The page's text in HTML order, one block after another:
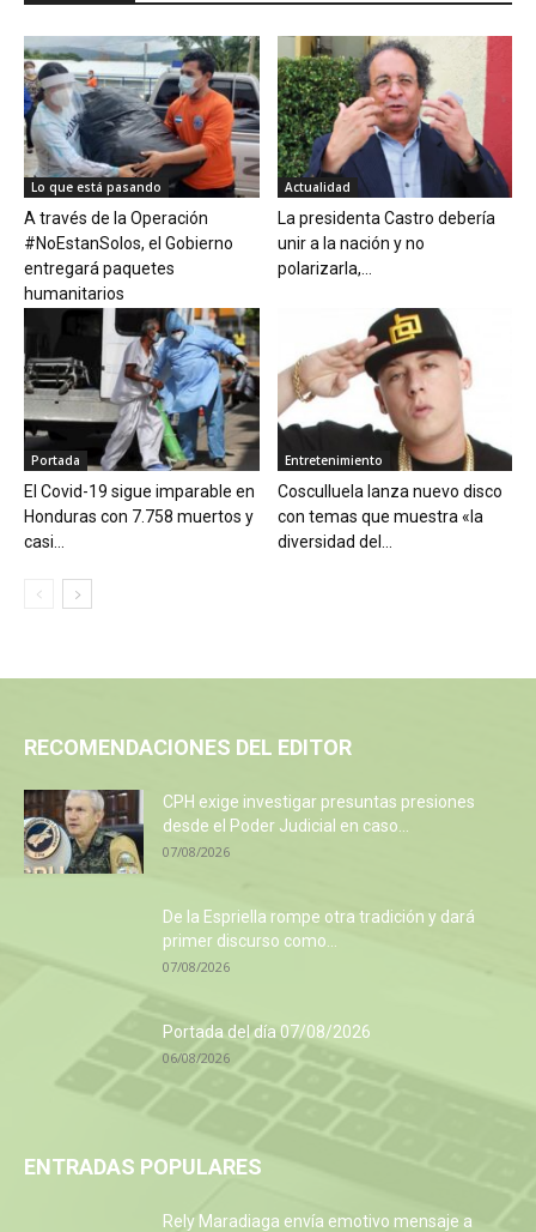
Lo que está pasando
A través de la Operación
#NoEstanSolos, el Gobierno
entregará paquetes
humanitarios
Actualidad
La presidenta Castro debería
unir a la nación y no
polarizarla,...
Portada
El Covid-19 sigue imparable en
Honduras con 7.758 muertos y
casi...
Entretenimiento
Cosculluela lanza nuevo disco
con temas que muestra «la
diversidad del...
RECOMENDACIONES DEL EDITOR
CPH exige investigar presuntas presiones
desde el Poder Judicial en caso...
07/08/2026
De la Espriella rompe otra tradición y dará
primer discurso como...
07/08/2026
Portada del día 07/08/2026
06/08/2026
ENTRADAS POPULARES
Rely Maradiaga envía emotivo mensaje a